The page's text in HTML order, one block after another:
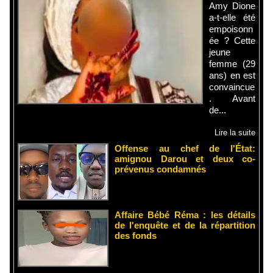
Amy Dione
a-t-elle été
empoisonn
ée ? Cette
jeune
femme (29
ans) en est
convaincue
. Avant
de...
Lire la suite
Offense au chef de l'État:
amignou Darou et deux co-
prévenus condamnés
Affaire Bébé Réma : les détails
de l'enquête et de la répartition
des fonds